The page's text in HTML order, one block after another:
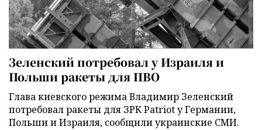
Зеленский потребовал у Израиля и
Польши ракеты для ПВО
Глава киевского режима Владимир Зеленский
потребовал ракеты для ЗРК Patriot у Германии,
Польши и Израиля, сообщили украинские СМИ.